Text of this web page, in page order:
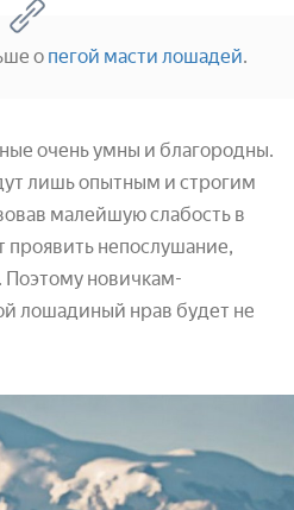
о пегой масти лошадей.
очень умны и благородны.
лишь опытным и строгим
малейшую слабость в
проявить непослушание,
Поэтому новичкам-
лошадиный нрав будет не